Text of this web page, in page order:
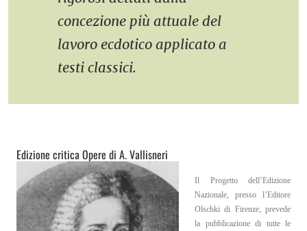
concezione più attuale del
lavoro ecdotico applicato a
testi classici.
Edizione critica Opere di A.Vallisneri
Il Progetto dell’Edizione
Nazionale, presso l’Editore
Olschki di Firenze, prevede
la pubblicazione di tutte le